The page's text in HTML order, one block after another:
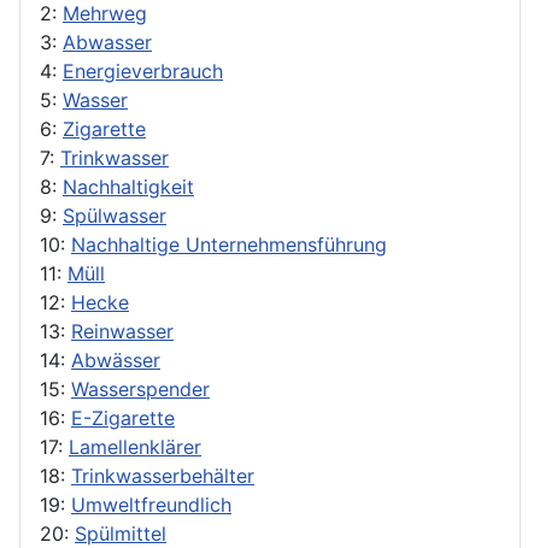
2: Mehrweg
3: Abwasser
4: Energieverbrauch
5: Wasser
6: Zigarette
7: Trinkwasser
8: Nachhaltigkeit
9: Spülwasser
10: Nachhaltige Unternehmensführung
11: Müll
12: Hecke
13: Reinwasser
14: Abwässer
15: Wasserspender
16: E-Zigarette
17: Lamellenklärer
18: Trinkwasserbehälter
19: Umweltfreundlich
20: Spülmittel